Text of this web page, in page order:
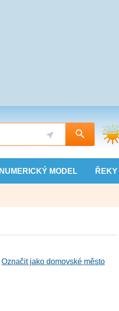
NUMERICKÝ MODEL ŘEKY
Označit jako domovské město